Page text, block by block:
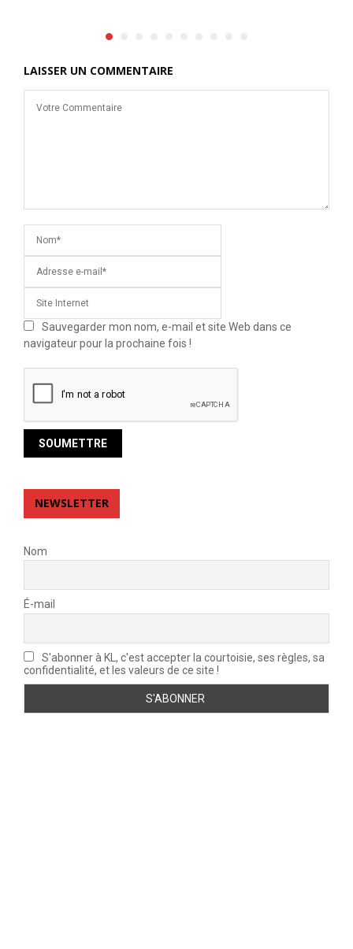
LAISSER UN COMMENTAIRE
Sauvegarder mon nom, e-mail et site Web dans ce
navigateur pour la prochaine fois !
NEWSLETTER
Nom
É-mail
S'abonner à KL, c'est accepter la courtoisie, ses règles, sa
confidentialité, et les valeurs de ce site !